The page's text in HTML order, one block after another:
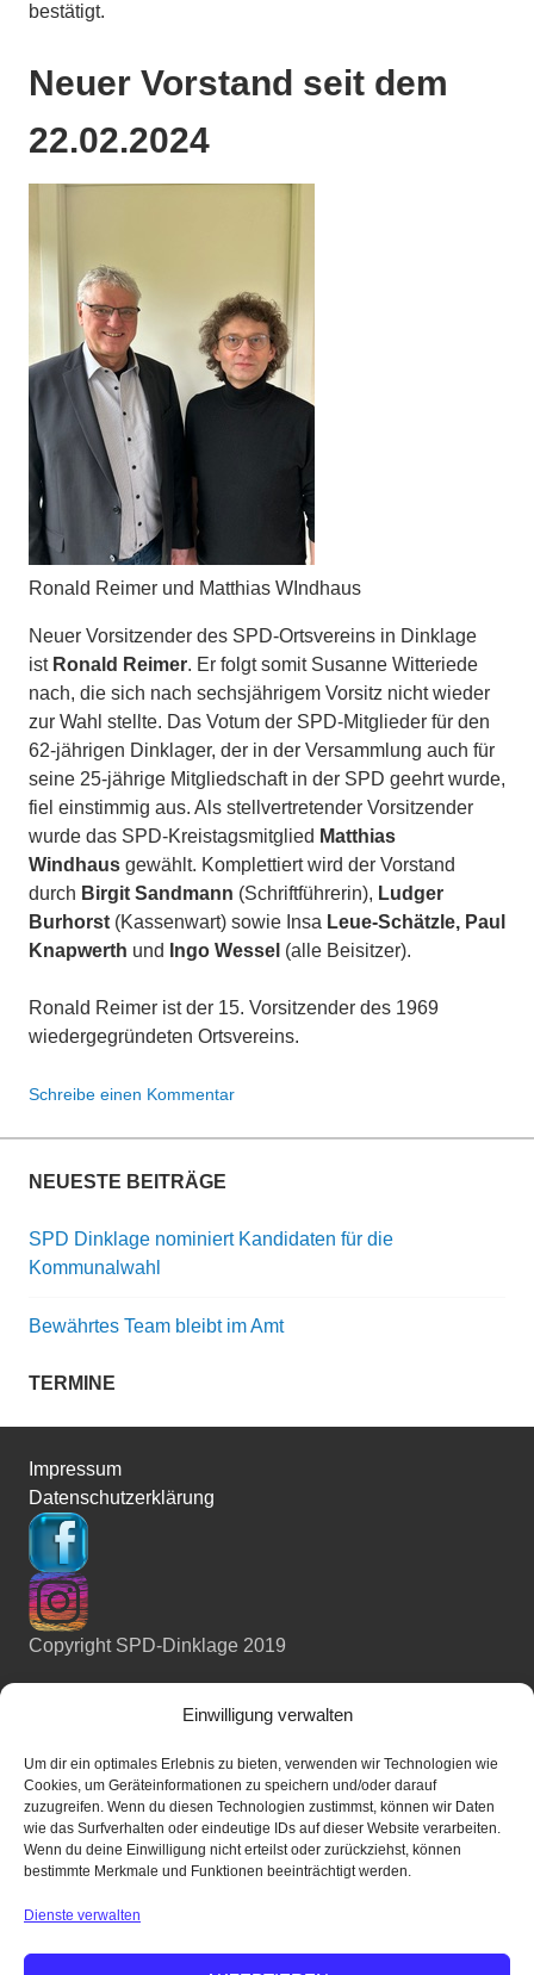
Einwilligung verwalten
Um dir ein optimales Erlebnis zu bieten, verwenden wir Technologien wie
Cookies, um Geräteinformationen zu speichern und/oder darauf
zuzugreifen. Wenn du diesen Technologien zustimmst, können wir Daten
wie das Surfverhalten oder eindeutige IDs auf dieser Website verarbeiten.
Wenn du deine Einwilligung nicht erteilst oder zurückziehst, können
bestimmte Merkmale und Funktionen beeinträchtigt werden.
Dienste verwalten
bestätigt.
Neuer Vorstand seit dem
22.02.2024
Ronald Reimer und Matthias WIndhaus
Neuer Vorsitzender des SPD-Ortsvereins in Dinklage
ist Ronald Reimer. Er folgt somit Susanne Witteriede
nach, die sich nach sechsjährigem Vorsitz nicht wieder
zur Wahl stellte. Das Votum der SPD-Mitglieder für den
62-jährigen Dinklager, der in der Versammlung auch für
seine 25-jährige Mitgliedschaft in der SPD geehrt wurde,
fiel einstimmig aus. Als stellvertretender Vorsitzender
wurde das SPD-Kreistagsmitglied Matthias
Windhaus gewählt. Komplettiert wird der Vorstand
durch Birgit Sandmann (Schriftführerin), Ludger
Burhorst (Kassenwart) sowie Insa Leue-Schätzle, Paul
Knapwerth und Ingo Wessel (alle Beisitzer).
Ronald Reimer ist der 15. Vorsitzender des 1969
wiedergegründeten Ortsvereins.
Schreibe einen Kommentar
NEUESTE BEITRÄGE
SPD Dinklage nominiert Kandidaten für die
Kommunalwahl
Bewährtes Team bleibt im Amt
TERMINE
Impressum
Datenschutzerklärung
Copyright SPD-Dinklage 2019
SPD NIEDERSACHSEN